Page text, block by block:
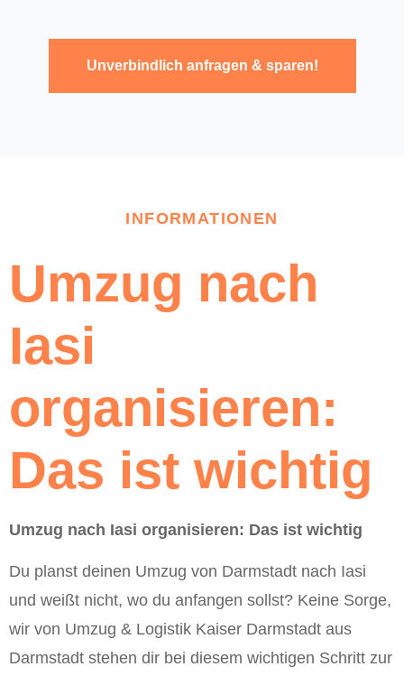
Unverbindlich anfragen & sparen!
INFORMATIONEN
Umzug nach
Iasi
organisieren:
Das ist wichtig
Umzug nach Iasi organisieren: Das ist wichtig
Du planst deinen Umzug von Darmstadt nach Iasi
und weißt nicht, wo du anfangen sollst? Keine Sorge,
wir von Umzug & Logistik Kaiser Darmstadt aus
Darmstadt stehen dir bei diesem wichtigen Schritt zur